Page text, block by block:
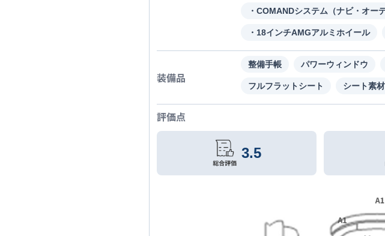
・COMANDシステム（ナビ・オー
・18インチAMGアルミホイール
装備品
整備手帳 パワーウィンドウ
フルフラットシート シート素
評価点
3.5